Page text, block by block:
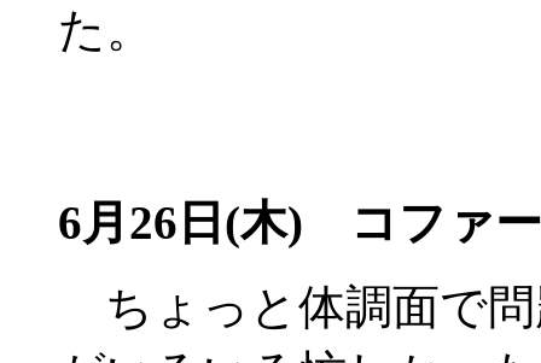
た。
6月26日(木) コファ
ちょっと体調面で